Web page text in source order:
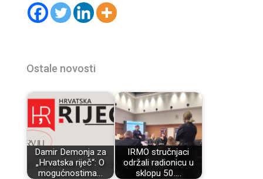
Ostale novosti
Damir Demonja za
„Hrvatska riječ“: O
mogućnostima…
IRMO stručnjaci
održali radionicu u
sklopu 50.…